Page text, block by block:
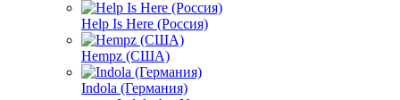
Help Is Here (Россия)
Hempz (США)
Indola (Германия)